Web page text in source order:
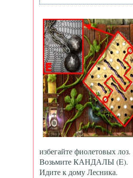
избегайте фиолетовых лоз.
Возьмите КАНДАЛЫ (E).
Идите к дому Лесника.